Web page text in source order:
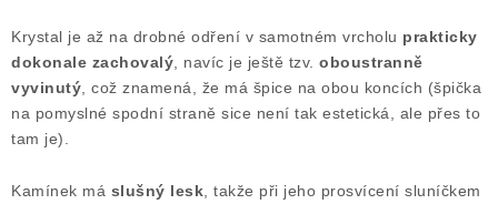
Poučení o právu na odstoupení od smlouvy
Krystal je až na drobné odření v samotném vrcholu prakticky
dokonale zachovalý , navíc je ještě tzv. oboustranně
vyvinutý , což znamená, že má špice na obou koncích (špička
na pomyslné spodní straně sice není tak estetická, ale přes to
tam je).
Kamínek má slušný lesk , takže při jeho prosvícení sluníčkem